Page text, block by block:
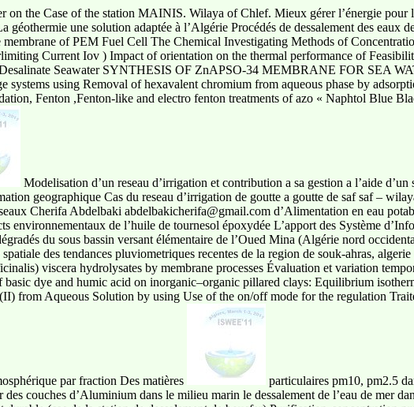
on the Case of the station MAINIS. Wilaya of Chlef. Mieux gérer l’énergie pour
une solution adaptée à l’Algérie Procédés de dessalement des eaux
of PEM Fuel Cell The Chemical Investigating Methods of
Current Iov ) Impact of orientation on the thermal performance of
Seawater SYNTHESIS OF ZnAPSO-34 MEMBRANE FOR SEA
using Removal of hexavalent chromium from aqueous phase by
Fenton ,Fenton-like and electro fenton treatments of azo « Naphtol Blue
Modelisation d’un reseau d’irrigation et contribution a sa gestion a l’aide d’un
geographique Cas du reseau d’irrigation de goutte a goutte de saf saf –
Cherifa Abdelbaki abdelbakicherifa@gmail.com d’Alimentation en eau
environnementaux de l’huile de tournesol époxydée L’apport des Système
du sous bassin versant élémentaire de l’Oued Mina (Algérie nord
des tendances pluviometriques recentes de la region de souk-ahras,
viscera hydrolysates by membrane processes Évaluation et variation
dye and humic acid on inorganic–organic pillared clays: Equilibrium
from Aqueous Solution by using Use of the on/off mode for the regulation
par fraction Des matières
particulaires pm10, pm2.5
couches d’Aluminium dans le milieu marin le dessalement de l’eau de mer